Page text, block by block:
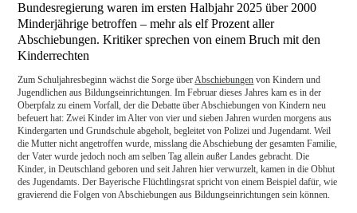
Bundesregierung waren im ersten Halbjahr 2025 über 2000
Minderjährige betroffen – mehr als elf Prozent aller
Abschiebungen. Kritiker sprechen von einem Bruch mit den
Kinderrechten
Zum Schuljahresbeginn wächst die Sorge überAbschiebungen von Kindern und
Jugendlichen aus Bildungseinrichtungen. Im Februar dieses Jahres kam es in der
Oberpfalz zu einem Vorfall, der die Debatte über Abschiebungen von Kindern neu
befeuert hat: Zwei Kinder im Alter von vier und sieben Jahren wurden morgens aus
Kindergarten und Grundschule abgeholt, begleitet von Polizei und Jugendamt. Weil
die Mutter nicht angetroffen wurde, misslang die Abschiebung der gesamten Familie,
der Vater wurde jedoch noch am selben Tag allein außer Landes gebracht. Die
Kinder, in Deutschland geboren und seit Jahren hier verwurzelt, kamen in die Obhut
des Jugendamts. Der Bayerische Flüchtlingsrat spricht von einem Beispiel dafür, wie
gravierend die Folgen von Abschiebungen aus Bildungseinrichtungen sein können.